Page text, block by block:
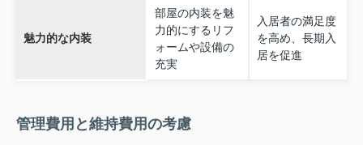
魅力的な内装
部屋の内装を魅
力的にするリフ
ォームや設備の
充実
入居者の満足度
を高め、長期入
居を促進
管理費用と維持費用の考慮